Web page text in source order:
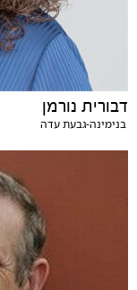
דבורית נורמן
בנימינה-גבעת עדה